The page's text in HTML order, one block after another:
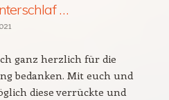
…
ganz herzlich für die
bedanken. Mit euch und
diese verrückte und